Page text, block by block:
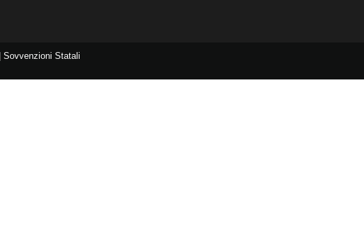
|Sovvenzioni Statali